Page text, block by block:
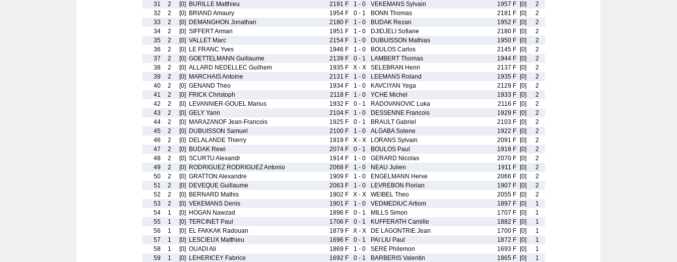
31
2 [0] BURILLE Matthieu 2191 F 1 - 0 VEKEMANS Sylvain 1957 F [0]
2
32
2 [0] BRIAND Amaury 1954 F 0 - 1 BONN Thomas 2181 F [0]
2
33
2 [0] DEMANGHON Jonathan 2180 F 1 - 0 BUDAK Rezan 1952 F [0]
2
34
2 [0] SIFFERT Arman 1951 F 1 - 0 DJIDJELI Sofiane 2180 F [0]
2
35
2 [0] VALLET Marc 2154 F 1 - 0 DUBUISSON Mathias 1950 F [0]
2
36
2 [0] LE FRANC Yves 1946 F 1 - 0 BOULOS Carlos 2145 F [0]
2
37
2 [0] GOETTELMANN Guillaume 2139 F 0 - 1 LAMBERT Thomas 1944 F [0]
2
38
2 [0] ALLARD NEDELLEC Guilhem 1935 F X - X SELEBRAN Henri 2137 F [0]
2
39
2 [0] MARCHAIS Antoine 2131 F 1 - 0 LEEMANS Roland 1935 F [0]
2
40
2 [0] GENAND Theo 1934 F 1 - 0 KAVCIYAN Yega 2129 F [0]
2
41
2 [0] FRICK Christoph 2118 F 1 - 0 YCHE Michel 1933 F [0]
2
42
2 [0] LEVANNIER-GOUEL Marius 1932 F 0 - 1 RADOVANOVIC Luka 2116 F [0]
2
43
2 [0] GELY Yann 2104 F 1 - 0 DESSENNE Francois 1929 F [0]
2
44
2 [0] MARAZANOF Jean-Francois 1925 F 0 - 1 BRAULT Gabriel 2103 F [0]
2
45
2 [0] DUBUISSON Samuel 2100 F 1 - 0 ALGABA Solene 1922 F [0]
2
46
2 [0] DELALANDE Thierry 1919 F X - X LORANS Sylvain 2091 F [0]
2
47
2 [0] BUDAK Rewi 2074 F 0 - 1 BOULOS Paul 1918 F [0]
2
48
2 [0] SCURTU Alexandr 1914 F 1 - 0 GERARD Nicolas 2070 F [0]
2
49
2 [0] RODRIGUEZ RODRIGUEZ Antonio 2068 F 1 - 0 NEAU Julien 1911 F [0]
2
50
2 [0] GRATTON Alexandre 1909 F 1 - 0 ENGELMANN Herve 2066 F [0]
2
51
2 [0] DEVEQUE Guillaume 2063 F 1 - 0 LEVREBON Florian 1907 F [0]
2
52
2 [0] BERNARD Mathis 1902 F X - X WEIBEL Theo 2055 F [0]
2
53
2 [0] VEKEMANS Denis 1901 F 1 - 0 VEDMEDIUC Artiom 1897 F [0]
1
54
1 [0] HOGAN Nawzad 1896 F 0 - 1 MILLS Simon 1707 F [0]
1
55
1 [0] TERCINET Paul 1706 F 0 - 1 KUFFERATH Camille 1882 F [0]
1
56
1 [0] EL FAKKAK Radouan 1879 F X - X DE LAGONTRIE Jean 1700 F [0]
1
57
1 [0] LESCIEUX Matthieu 1696 F 0 - 1 PAI LIU Paul 1872 F [0]
1
58
1 [0] OUADI Ali 1869 F 1 - 0 SERE Philemon 1693 F [0]
1
59
1 [0] LEHERICEY Fabrice 1692 F 0 - 1 BARBERIS Valentin 1865 F [0]
1